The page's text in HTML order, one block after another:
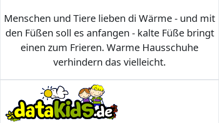
Menschen und Tiere lieben di Wärme - und mit
den Füßen soll es anfangen - kalte Füße bringt
einen zum Frieren. Warme Hausschuhe
verhindern das vielleicht.